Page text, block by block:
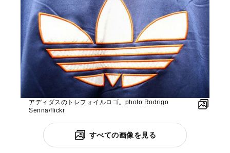
アディダスのトレフォイルロゴ。photo:Rodrigo
Senna/flickr
すべての画像を見る